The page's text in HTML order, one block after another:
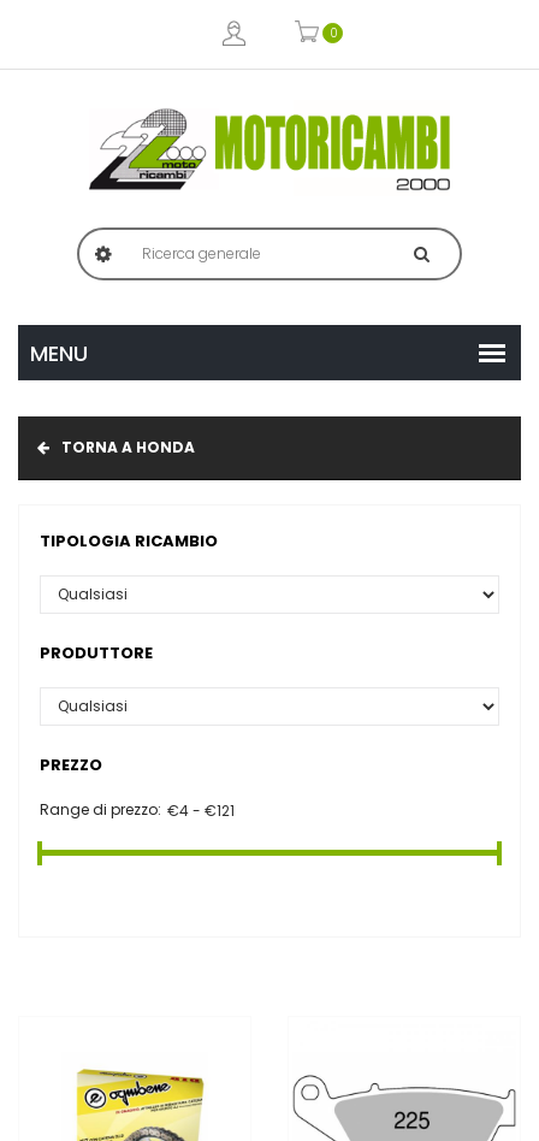
0
TORNA A HONDA
TIPOLOGIA RICAMBIO
PRODUTTORE
PREZZO
Range di prezzo: